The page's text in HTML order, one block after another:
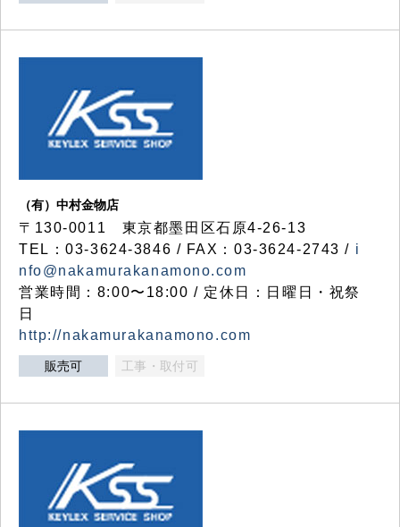
（有）中村金物店
〒130-0011 東京都墨田区石原4-26-13
TEL：03-3624-3846 / FAX：03-3624-2743 / i
nfo@nakamurakanamono.com
営業時間：8:00〜18:00 / 定休日：日曜日・祝祭
日
http://nakamurakanamono.com
販売可 工事・取付可